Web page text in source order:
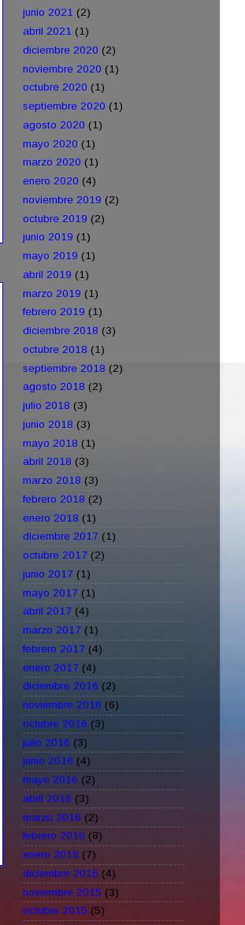
junio 2021 (2)
abril 2021 (1)
diciembre 2020 (2)
noviembre 2020 (1)
octubre 2020 (1)
septiembre 2020 (1)
agosto 2020 (1)
mayo 2020 (1)
marzo 2020 (1)
enero 2020 (4)
noviembre 2019 (2)
octubre 2019 (2)
junio 2019 (1)
mayo 2019 (1)
abril 2019 (1)
marzo 2019 (1)
febrero 2019 (1)
diciembre 2018 (3)
octubre 2018 (1)
septiembre 2018 (2)
agosto 2018 (2)
julio 2018 (3)
junio 2018 (3)
mayo 2018 (1)
abril 2018 (3)
marzo 2018 (3)
febrero 2018 (2)
enero 2018 (1)
diciembre 2017 (1)
octubre 2017 (2)
junio 2017 (1)
mayo 2017 (1)
abril 2017 (4)
marzo 2017 (1)
febrero 2017 (4)
enero 2017 (4)
diciembre 2016 (2)
noviembre 2016 (6)
octubre 2016 (3)
julio 2016 (3)
junio 2016 (4)
mayo 2016 (2)
abril 2016 (3)
marzo 2016 (2)
febrero 2016 (8)
enero 2016 (7)
diciembre 2015 (4)
noviembre 2015 (3)
octubre 2015 (5)